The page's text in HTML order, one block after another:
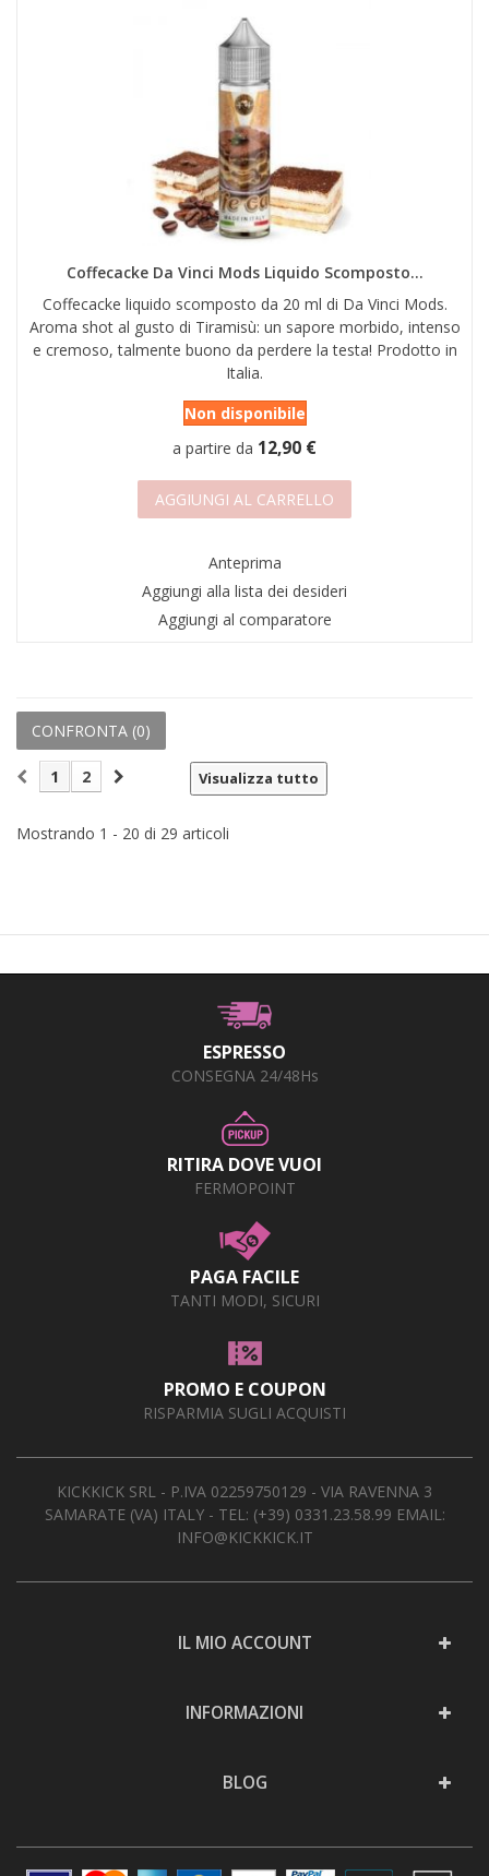
Coffecacke Da Vinci Mods Liquido Scomposto...
Coffecacke liquido scomposto da 20 ml di Da Vinci Mods.
Aroma shot al gusto di Tiramisù: un sapore morbido, intenso
e cremoso, talmente buono da perdere la testa! Prodotto in
Italia.
Non disponibile
a partire da 12,90 €
AGGIUNGI AL CARRELLO
Anteprima
Aggiungi alla lista dei desideri
Aggiungi al comparatore
CONFRONTA (0)
Visualizza tutto
1 2
Mostrando 1 - 20 di 29 articoli
ESPRESSO
CONSEGNA 24/48Hs
RITIRA DOVE VUOI
FERMOPOINT
PAGA FACILE
TANTI MODI, SICURI
PROMO E COUPON
RISPARMIA SUGLI ACQUISTI
KICKKICK SRL - P.IVA 02259750129 - VIA RAVENNA 3
SAMARATE (VA) ITALY - TEL: (+39) 0331.23.58.99 EMAIL:
INFO@KICKKICK.IT
IL MIO ACCOUNT
INFORMAZIONI
BLOG